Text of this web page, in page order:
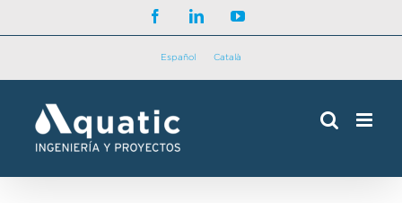
FacebookLinkedInYouTube
Español Català